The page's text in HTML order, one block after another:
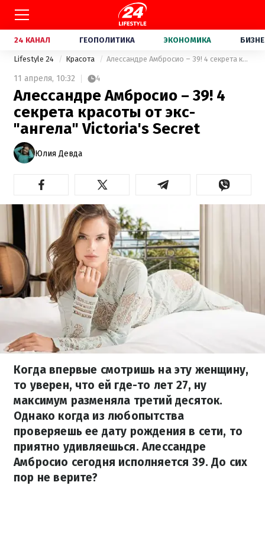
24 КАНАЛ ГЕОПОЛИТИКА ЭКОНОМИКА
Lifestyle 24 Красота Алессандре Амбросио – 39! 4 секрета красоты от экс-"ангела" Victoria's Secret
11 апреля, 10:32 4
Алессандре Амбросио – 39! 4
секрета красоты от экс-
"ангела" Victoria's Secret
Юлия Девда
Когда впервые смотришь на эту женщину,
то уверен, что ей где-то лет 27, ну
максимум разменяла третий десяток.
Однако когда из любопытства
проверяешь ее дату рождения в сети, то
приятно удивляешься. Алессандре
Амбросио сегодня исполняется 39. До сих
пор не верите?